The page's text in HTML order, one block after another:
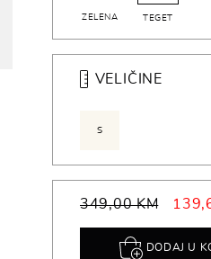
ZELENA TEGET
VELIČINE
S
349,00 KM
DODAJ U